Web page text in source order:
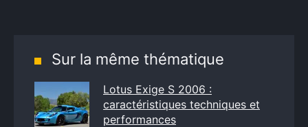
Sur la même thématique
Lotus Exige S 2006 :
caractéristiques techniques et
performances